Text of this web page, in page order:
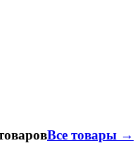
Все товары →